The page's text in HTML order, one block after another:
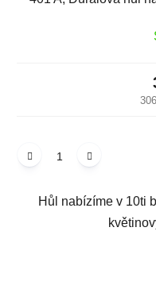
Hůl nabízíme v 10ti